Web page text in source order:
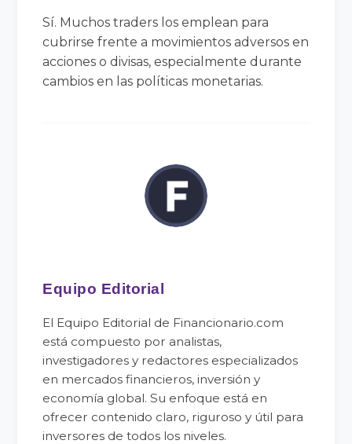
Sí. Muchos traders los emplean para
cubrirse frente a movimientos adversos en
acciones o divisas, especialmente durante
cambios en las políticas monetarias.
Equipo Editorial
El Equipo Editorial de Financionario.com
está compuesto por analistas,
investigadores y redactores especializados
en mercados financieros, inversión y
economía global. Su enfoque está en
ofrecer contenido claro, riguroso y útil para
inversores de todos los niveles.